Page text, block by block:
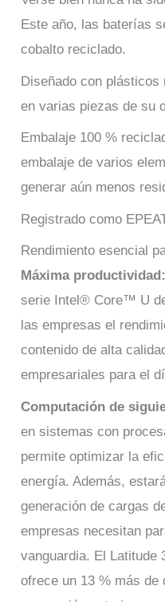
Este año, las baterías
cobalto reciclado.
Diseñado con
en varias piezas de su
Embalaje 100 %
embalaje de varios
generar aún menos
Registrado como
Rendimiento esencial
Máxima productividad:
serie Intel® Core™ U
las empresas el
contenido de alta
empresariales para el
Computación de
en sistemas con
permite optimizar la
energía. Además,
generación de cargas
empresas necesitan
vanguardia. El
ofrece un 13 % más de